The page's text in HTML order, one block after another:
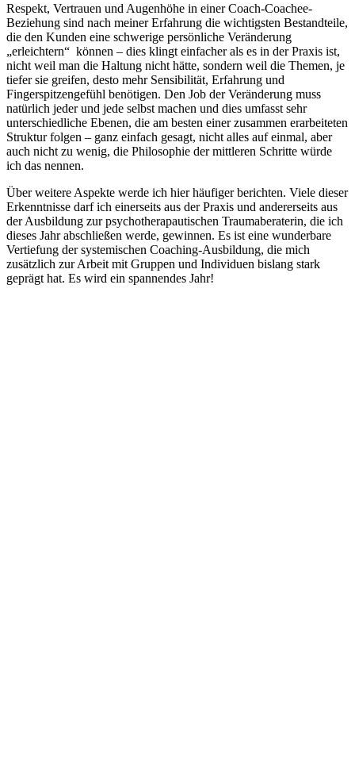
Respekt, Vertrauen und Augenhöhe in einer Coach-Coachee-
Beziehung sind nach meiner Erfahrung die wichtigsten Bestandteile,
die den Kunden eine schwerige persönliche Veränderung
„erleichtern“ können – dies klingt einfacher als es in der Praxis ist,
nicht weil man die Haltung nicht hätte, sondern weil die Themen, je
tiefer sie greifen, desto mehr Sensibilität, Erfahrung und
Fingerspitzengefühl benötigen. Den Job der Veränderung muss
natürlich jeder und jede selbst machen und dies umfasst sehr
unterschiedliche Ebenen, die am besten einer zusammen erarbeiteten
Struktur folgen – ganz einfach gesagt, nicht alles auf einmal, aber
auch nicht zu wenig, die Philosophie der mittleren Schritte würde
ich das nennen.
Über weitere Aspekte werde ich hier häufiger berichten. Viele dieser
Erkenntnisse darf ich einerseits aus der Praxis und andererseits aus
der Ausbildung zur psychotherapautischen Traumaberaterin, die ich
dieses Jahr abschließen werde, gewinnen. Es ist eine wunderbare
Vertiefung der systemischen Coaching-Ausbildung, die mich
zusätzlich zur Arbeit mit Gruppen und Individuen bislang stark
geprägt hat. Es wird ein spannendes Jahr!